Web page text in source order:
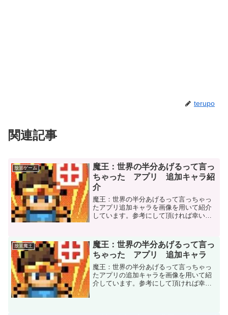
terupo
関連記事
放置ゲーム
魔王：世界の半分あげるって言っ
ちゃった アプリ 追加キャラ紹
介
魔王：世界の半分あげるって言っちゃっ
たアプリ追加キャラを画像を用いて紹介
しています。参考にして頂ければ幸いで
放置魔王
魔王：世界の半分あげるって言っ
ちゃった アプリ 追加キャラ
魔王：世界の半分あげるって言っちゃっ
たアプリの追加キャラを画像を用いて紹
介しています。参考にして頂ければ幸い